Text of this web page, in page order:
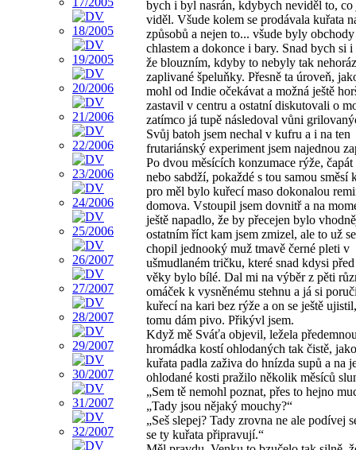
bych i byl nasrán, kdybych neviděl to, co
viděl. Všude kolem se prodávala kuřata
způsobů a nejen to... všude byly obchody
chlastem a dokonce i bary. Snad bych si
že blouzním, kdyby to nebyly tak
zaplivané špeluňky. Přesně ta úroveň,
mohl od Indie očekávat a možná ještě
zastavil v centru a ostatní diskutovali o
zatímco já tupě následoval vůni
Svůj batoh jsem nechal v kufru a i na ten
frutariánský experiment jsem najednou
Po dvou měsících konzumace rýže, čapát
nebo sabdží, pokaždé s tou samou směsí
pro měl bylo kuřecí maso dokonalou
domova. Vstoupil jsem dovnitř a na
ještě napadlo, že by přecejen bylo
ostatním říct kam jsem zmizel, ale to už
chopil jednooký muž tmavě černé pleti v
ušmudlaném tričku, které snad kdysi
věky bylo bílé. Dal mi na výběr z pěti
omáček k vysněnému stehnu a já si
kuřecí na kari bez rýže a on se ještě
tomu dám pivo. Přikývl jsem.
Když mě Sváťa objevil, ležela
hromádka kostí ohlodaných tak čistě,
kuřata padla zaživa do hnízda supů a na
ohlodané kosti pražilo několik měsíců
„Sem tě nemohl poznat, přes to hejno
„Tady jsou nějaký mouchy?“
„Seš slepej? Tady zrovna ne ale podívej
se ty kuřata připravují.“